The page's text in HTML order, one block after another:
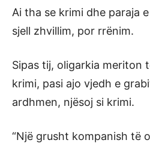
Ai tha se krimi dhe paraja
sjell zhvillim, por rrënim.
Sipas tij, oligarkia meriton
krimi, pasi ajo vjedh e
ardhmen, njësoj si krimi.
“Një grusht kompanish të